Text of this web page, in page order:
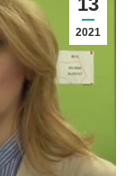
2021